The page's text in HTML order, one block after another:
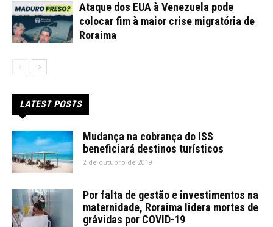
Ataque dos EUA à Venezuela pode
colocar fim à maior crise migratória de
Roraima
LATEST POSTS
Mudança na cobrança do ISS
beneficiará destinos turísticos
2 de outubro de 2019
Por falta de gestão e investimentos na
maternidade, Roraima lidera mortes de
grávidas por COVID-19